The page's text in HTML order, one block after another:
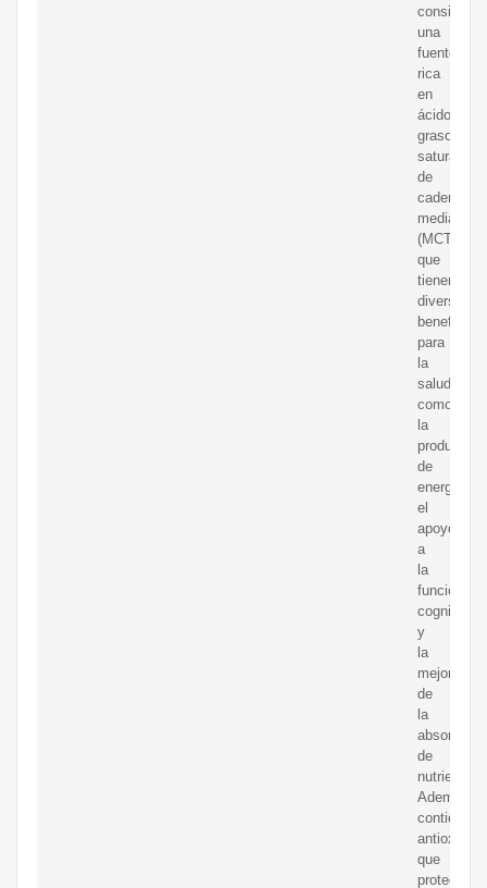
considera
una
fuente
rica
en
ácidos
grasos
saturados
de
cadena
media
(MCTs),
que
tienen
diversos
beneficios
para
la
salud,
como
la
producción
de
energía,
el
apoyo
a
la
función
cognitiva
y
la
mejora
de
la
absorción
de
nutrientes.
Además,
contiene
que
protegen